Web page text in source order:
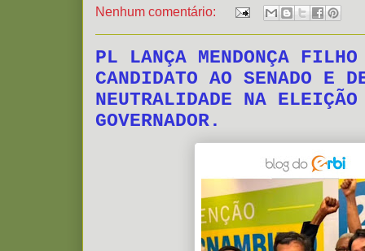
Nenhum comentário:
PL LANÇA MENDONÇA FILHO
CANDIDATO AO SENADO E
NEUTRALIDADE NA ELEIÇÃO
GOVERNADOR.